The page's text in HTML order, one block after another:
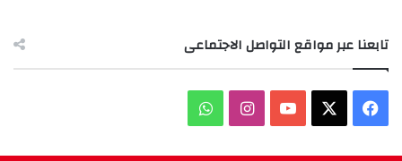
تابعنا عبر مواقع التواصل الاجتماعى
فيسبوك ‫YouTubeانستقرامواتساب